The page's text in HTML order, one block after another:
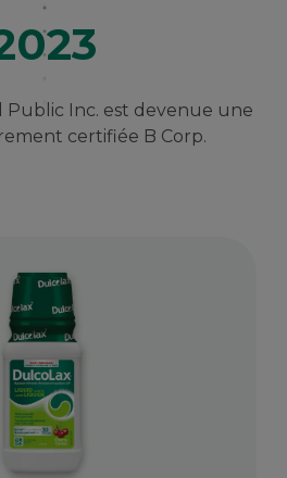
Public Inc. est devenue une
certifiée B Corp.